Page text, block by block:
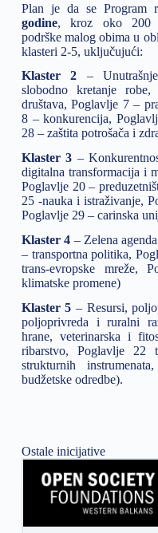
Plan je da se Program
godine, kroz oko 200
podrške malog obima u
klasteri 2-5, uključujući:
Klaster 2 –
slobodno kretanje
društava, Poglavlje 7 –
8 – konkurencija,
28 – zaštita potrošača i
Klaster 3 –
digitalna transformacija i
Poglavlje 20 –
25 -nauka i istraživanje,
Poglavlje 29 – carinska
Klaster 4 – Zelena
– transportna politika,
trans-evropske mreže,
klimatske promene)
Klaster 5 – Resursi,
poljoprivreda i ruralni
hrane, veterinarska i
ribarstvo, Poglavlje 22
strukturnih
budžetske odredbe).
Ostale inicijative